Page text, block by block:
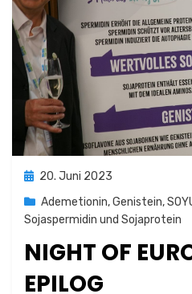
Posted
20. Juni 2023
Ademetionin,Genistein,
Sojaspermidin und Sojaprotein
NIGHT OF
EPILOG